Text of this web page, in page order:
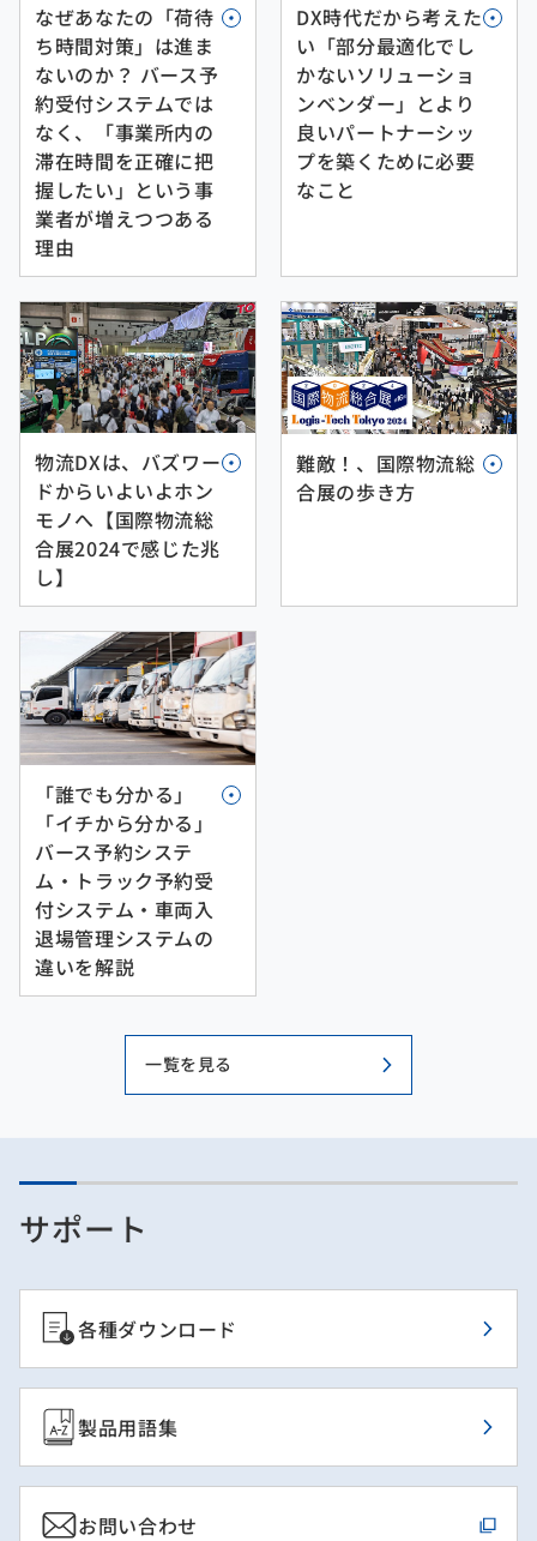
なぜあなたの「荷待
ち時間対策」は進ま
ないのか？ バース予
約受付システムでは
なく、「事業所内の
滞在時間を正確に把
握したい」という事
業者が増えつつある
理由
DX時代だから考えた
い「部分最適化でし
かないソリューショ
ンベンダー」とより
良いパートナーシッ
プを築くために必要
なこと
物流DXは、バズワー
ドからいよいよホン
モノへ【国際物流総
合展2024で感じた兆
し】
難敵！、国際物流総
合展の歩き方
「誰でも分かる」
「イチから分かる」
バース予約システ
ム・トラック予約受
付システム・車両入
退場管理システムの
違いを解説
一覧を見る
サポート
各種ダウンロード
製品用語集
お問い合わせ